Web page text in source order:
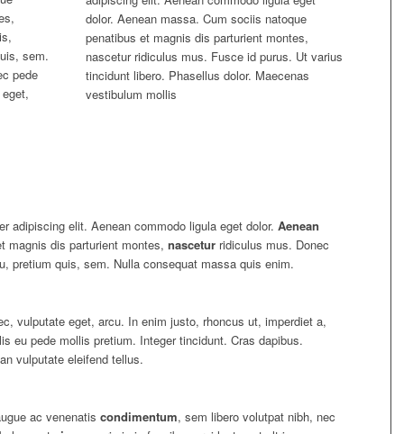
sem.
pede
dolor. Aenean massa. Cum sociis natoque
penatibus et magnis dis parturient montes,
nascetur ridiculus mus. Fusce id purus. Ut varius
tincidunt libero. Phasellus dolor. Maecenas
vestibulum mollis
adipiscing elit. Aenean commodo ligula eget dolor. Aenean
magnis dis parturient montes, nascetur ridiculus mus. Donec
pretium quis, sem. Nulla consequat massa quis enim.
vulputate eget, arcu. In enim justo, rhoncus ut, imperdiet a,
eu pede mollis pretium. Integer tincidunt. Cras dapibus.
vulputate eleifend tellus.
ac venenatis condimentum, sem libero volutpat nibh, nec